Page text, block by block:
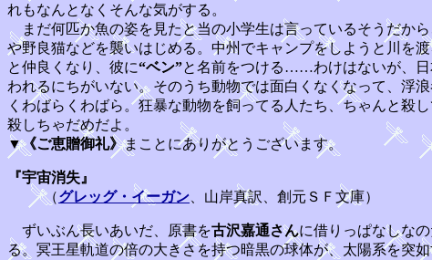
れもなんとなくそんな気がする。
まだ何匹か魚の姿を見たと当の小学生は言っているそうだか
や野良猫などを襲いはじめる。中州でキャンプをしようと川を
と仲良くなり、彼に“ベン”と名前をつける……わけはないが、日
われるにちがいない。そのうち動物では面白くなくなって、浮
くわばらくわばら。狂暴な動物を飼ってる人たち、ちゃんと
殺しちゃだめだよ。
▼《ご恵贈御礼》まことにありがとうございます。
『宇宙消失』
（グレッグ・イーガン 、山岸真訳、創元ＳＦ文庫）
ずいぶん長いあいだ、原書を古沢嘉通さんに借りっぱなしな
る。冥王星軌道の倍の大きさを持つ暗黒の球体が、太陽系を突